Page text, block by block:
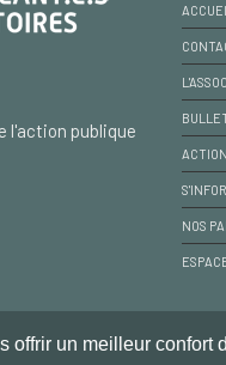
offrir un meilleur confort
l'action publique
NOS